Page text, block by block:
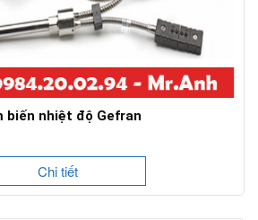
biến nhiệt độ Gefran
Chi tiết